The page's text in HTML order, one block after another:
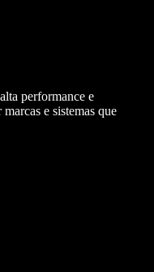
performance e
e sistemas que